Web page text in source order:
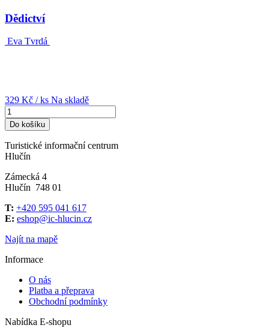
Dědictví
Eva Tvrdá
329 Kč / ks Na skladě
Do košíku
Turistické informační centrum
Hlučín
Zámecká 4
Hlučín 748 01
T: +420 595 041 617
E: eshop@ic-hlucin.cz
Najít na mapě
Informace
O nás
Platba a přeprava
Obchodní podmínky
Nabídka E-shopu